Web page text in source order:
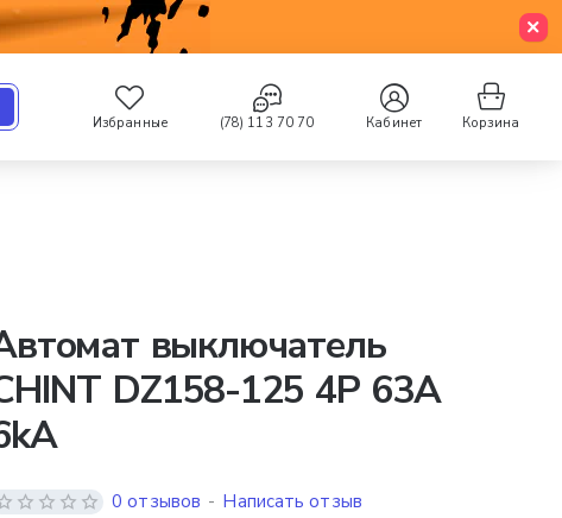
Избранные (78) 113 70 70 Кабинет Корзина
выключатель
DZ158-125 4P 63A
0 отзывов - Написать отзыв